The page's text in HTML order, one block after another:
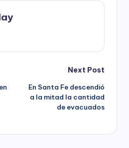
Next Post
En Santa Fe descendió
a la mitad la cantidad
de evacuados